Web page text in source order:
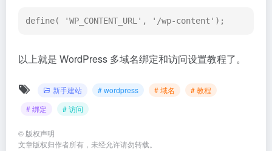
define( 'WP_CONTENT_URL', '/wp-content');
以上就是 WordPress 多域名绑定和访问设置教程了。
新手建站 # wordpress # 域名
# 教程
# 绑定
# 访问
© 版权声明
文章版权归作者所有，未经允许请勿转载。